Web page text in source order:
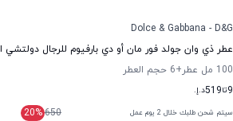
Dolce & Gabbana - D&G
عطر ذي وان جولد فور مان أو دي بارفيوم للرجال دولتشي
100 مل عطر
+6
حجم العطر
9تا519د.إ.
سيتم شحن طلبك خلال 2 يوم عمل 650
20%